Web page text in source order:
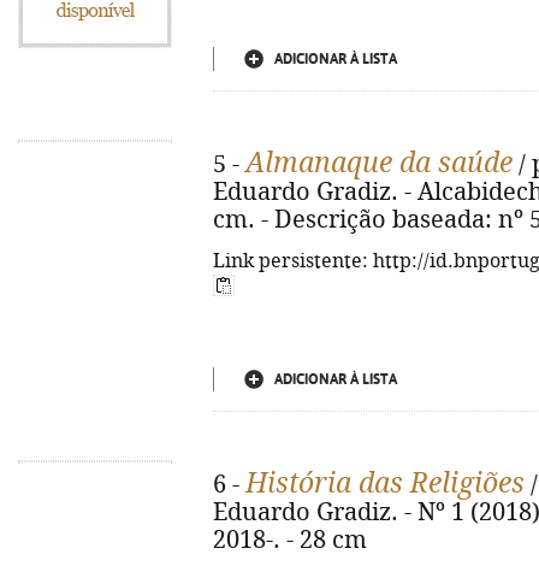
ADICIONAR À LISTA
5 -Almanaque da saúde /
Eduardo Gradiz. -
cm. - Descrição baseada: nº
Link persistente: http://
ADICIONAR À LISTA
6 -História das Religiões
Eduardo Gradiz. - Nº 1
2018-. - 28 cm